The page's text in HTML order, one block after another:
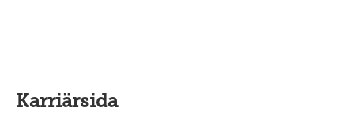
Karriärsida